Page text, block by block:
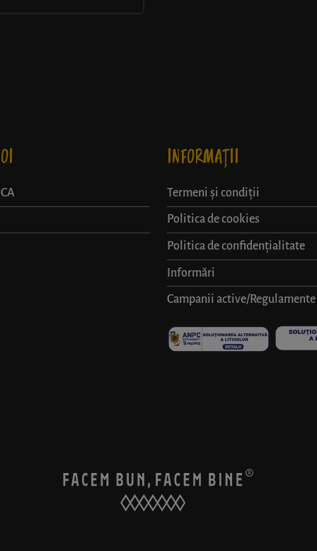
INFORMAȚII
Termeni și condiții
Politica de cookies
Politica de confidențialitate
Informări
Campanii active/Regulamente